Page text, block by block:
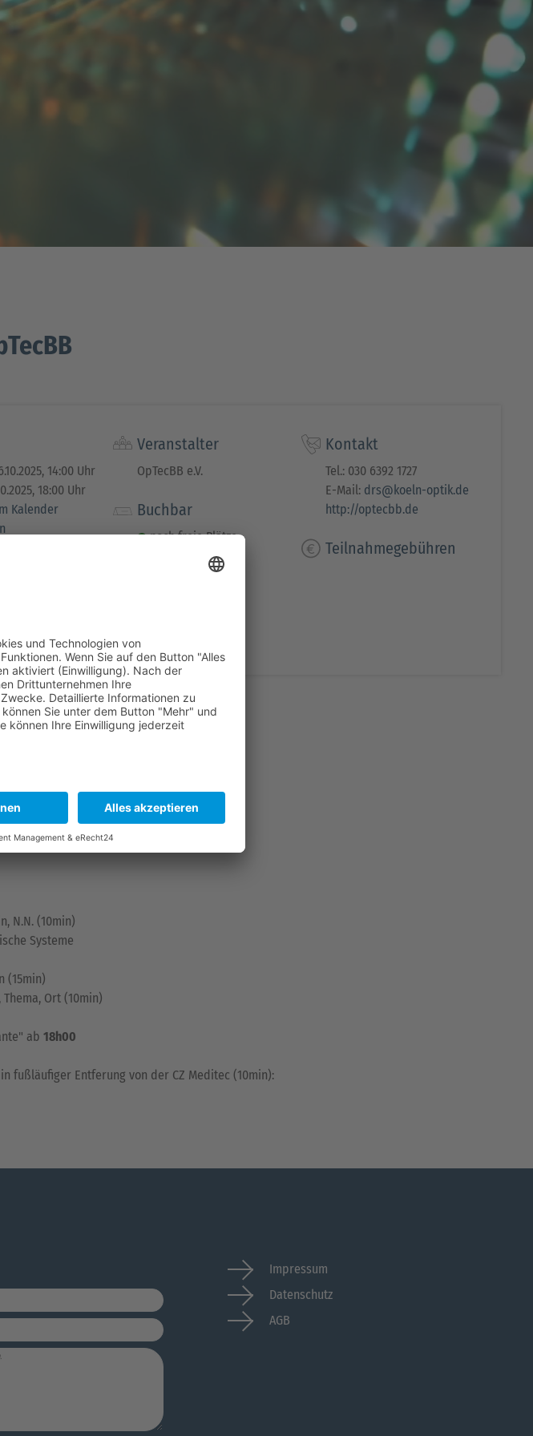
14:00 Uhr
18:00 Uhr
Kalender
Veranstalter
OpTecBB e.V.
Buchbar
noch freie Plätze
Kontakt
Tel.: 030 6392 1727
E-Mail: drs@koeln-optik.de
http://optecbb.de
Teilnahmegebühren
(10min)
an das Optikdesign
N.N. (10min)
Systeme
(15min)
Ort (10min)
ab18h00
fußläufiger Entferung von der CZ Meditec (10min):
Impressum
Datenschutz
AGB